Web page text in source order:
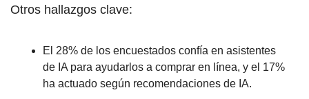
Otros hallazgos clave:
El 28% de los encuestados confía en asistentes
de IA para ayudarlos a comprar en línea, y el 17%
ha actuado según recomendaciones de IA.